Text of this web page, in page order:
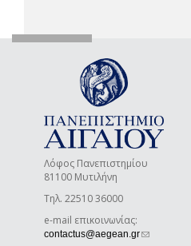
Λόφος Πανεπιστημίου
81100 Μυτιλήνη
Τηλ. 22510 36000
e-mail επικοινωνίας:
contactus@aegean.gr(link sends